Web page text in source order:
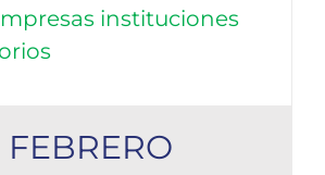
instituciones
FEBRERO